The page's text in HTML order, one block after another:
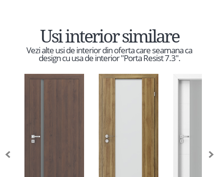
Usi interior similare
Vezi alte usi de interior din oferta care seamana ca
design cu usa de interior "Porta Resist 7.3".